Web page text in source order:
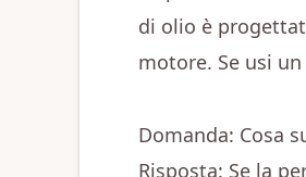
di olio è
motore. Se usi
Domanda: Cosa
Risposta: Se la